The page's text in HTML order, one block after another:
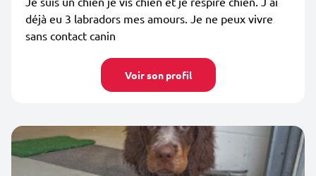
déjà eu 3 labradors mes amours. Je ne peux vivre
sans contact canin
Voir son profil